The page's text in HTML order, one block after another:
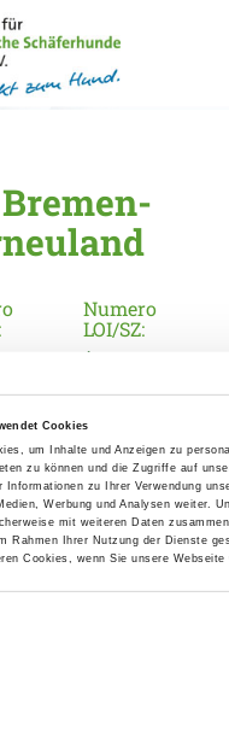
Cookies
um Inhalte und Anzeigen zu
zu können und die Zugriffe auf
Informationen zu Ihrer Verwendung
Werbung und Analysen weiter.
mit weiteren Daten
Rahmen Ihrer Nutzung der Dienste
Cookies, wenn Sie unsere Webseite
Bremen-
Numero
LOI/SZ:
4
zur
Oberneuland
Tietz
22
Oberneuland